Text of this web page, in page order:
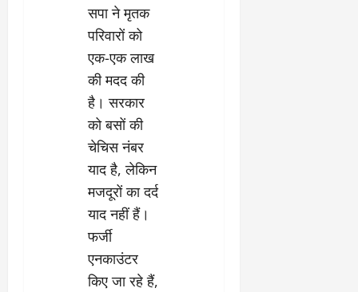
सपा ने मृतक
परिवारों को
एक-एक लाख
की मदद की
है। सरकार
को बसों की
चेचिस नंबर
याद है, लेकिन
मजदूरों का दर्द
याद नहीं हैं।
फर्जी
एनकाउंटर
किए जा रहे हैं,